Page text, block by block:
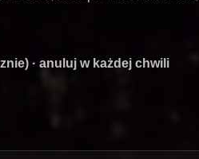
· anuluj w każdej chwili